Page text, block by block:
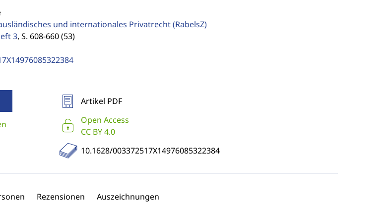
und internationales Privatrecht(RabelsZ)
3, S. 608-660 (53)
Artikel PDF
Open Access
CC BY 4.0
10.1628/003372517X14976085322384
Rezensionen Auszeichnungen